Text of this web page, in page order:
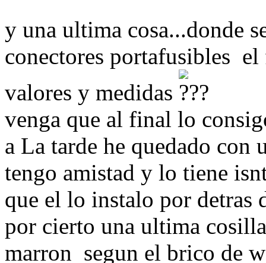
y una ultima cosa...donde
conectores portafusibles
valores y medidas
venga que al final lo
a La tarde he quedado con
tengo amistad y lo tiene
que el lo instalo por detras
por cierto una ultima
marron segun el brico de